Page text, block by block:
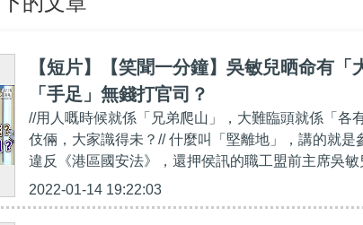
【短片】【笑聞一分鐘】吳敏兒晒命有「
「手足」無錢打官司？
//用人嘅時候就係「兄弟爬山」，大難臨頭就係「各
伎倆，大家識得未？// 什麼叫「堅離地」，講的就是
違反《港區國安法》，還押侯訊的職工盟前主席吳敏
2022-01-14 19:22:03